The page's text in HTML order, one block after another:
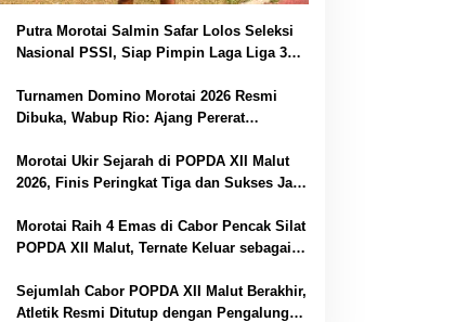
Putra Morotai Salmin Safar Lolos Seleksi
Nasional PSSI, Siap Pimpin Laga Liga 3
Turnamen Domino Morotai 2026 Resmi
Dibuka, Wabup Rio: Ajang Pererat
Morotai Ukir Sejarah di POPDA XII Malut
2026, Finis Peringkat Tiga dan Sukses Jadi
Morotai Raih 4 Emas di Cabor Pencak Silat
POPDA XII Malut, Ternate Keluar sebagai
Sejumlah Cabor POPDA XII Malut Berakhir,
Atletik Resmi Ditutup dengan Pengalungan